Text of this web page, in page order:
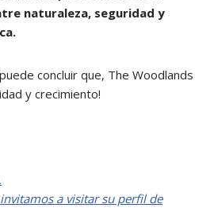
naturaleza, seguridad y
concluir que, The Woodlands
y crecimiento!
a visitar su perfil de